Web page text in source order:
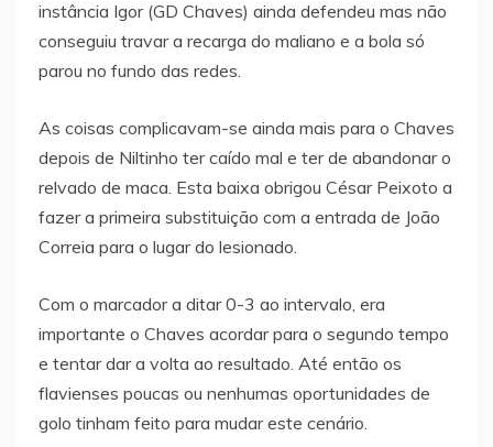
instância Igor (GD Chaves) ainda defendeu mas não
conseguiu travar a recarga do maliano e a bola só
parou no fundo das redes.
As coisas complicavam-se ainda mais para o Chaves
depois de Niltinho ter caído mal e ter de abandonar o
relvado de maca. Esta baixa obrigou César Peixoto a
fazer a primeira substituição com a entrada de João
Correia para o lugar do lesionado.
Com o marcador a ditar 0-3 ao intervalo, era
importante o Chaves acordar para o segundo tempo
e tentar dar a volta ao resultado. Até então os
flavienses poucas ou nenhumas oportunidades de
golo tinham feito para mudar este cenário.